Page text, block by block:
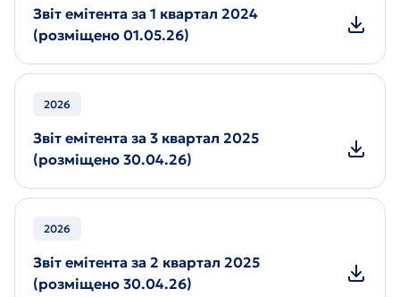
Звіт емітента за 1 квартал 2024
(розміщено 01.05.26)
2026
Звіт емітента за 3 квартал 2025
(розміщено 30.04.26)
2026
Звіт емітента за 2 квартал 2025
(розміщено 30.04.26)